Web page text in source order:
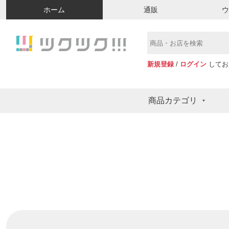
ホーム 通販
新規登録 / ログイン して
商品カテゴリ